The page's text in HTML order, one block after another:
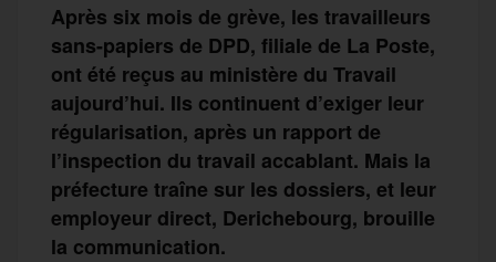
Après six mois de grève, les travailleurs
sans-papiers de DPD, filiale de La Poste,
ont été reçus au ministère du Travail
aujourd’hui. Ils continuent d’exiger leur
régularisation, après un rapport de
l’inspection du travail accablant. Mais la
préfecture traîne sur les dossiers, et leur
employeur direct, Derichebourg, brouille
la communication.